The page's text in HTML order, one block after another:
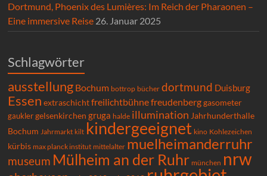
Dortmund, Phoenix des Lumières: Im Reich der Pharaonen –
Eine immersive Reise 26. Januar 2025
Schlagwörter
ausstellung Bochum bottrop bücher dortmund Duisburg
Essen extraschicht freilichtbühnefreudenberg gasometer
gaukler gelsenkirchen gruga halde illumination Jahrhunderthalle
Bochum Jahrmarkt kilt kindergeeignet kino Kohlezeichen
kürbis max planck institut mittelalter muelheimanderruhr
museum Mülheim an der Ruhr münchen nrw